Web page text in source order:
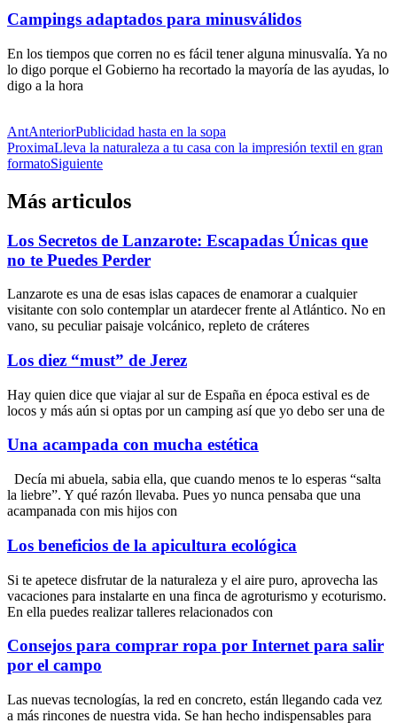
Campings adaptados para minusválidos
En los tiempos que corren no es fácil tener alguna minusvalía. Ya no
lo digo porque el Gobierno ha recortado la mayoría de las ayudas, lo
digo a la hora
AntAnteriorPublicidad hasta en la sopa
ProximaLleva la naturaleza a tu casa con la impresión textil en gran
formatoSiguiente
Más articulos
Los Secretos de Lanzarote: Escapadas Únicas que
no te Puedes Perder
Lanzarote es una de esas islas capaces de enamorar a cualquier
visitante con solo contemplar un atardecer frente al Atlántico. No en
vano, su peculiar paisaje volcánico, repleto de cráteres
Los diez “must” de Jerez
Hay quien dice que viajar al sur de España en época estival es de
locos y más aún si optas por un camping así que yo debo ser una de
Una acampada con mucha estética
Decía mi abuela, sabia ella, que cuando menos te lo esperas “salta
la liebre”. Y qué razón llevaba. Pues yo nunca pensaba que una
acampanada con mis hijos con
Los beneficios de la apicultura ecológica
Si te apetece disfrutar de la naturaleza y el aire puro, aprovecha las
vacaciones para instalarte en una finca de agroturismo y ecoturismo.
En ella puedes realizar talleres relacionados con
Consejos para comprar ropa por Internet para salir
por el campo
Las nuevas tecnologías, la red en concreto, están llegando cada vez
a más rincones de nuestra vida. Se han hecho indispensables para